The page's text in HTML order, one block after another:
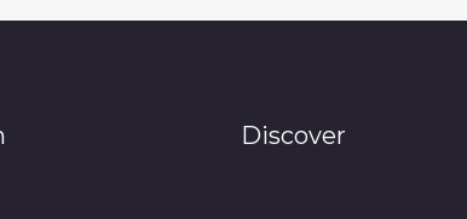
Discover